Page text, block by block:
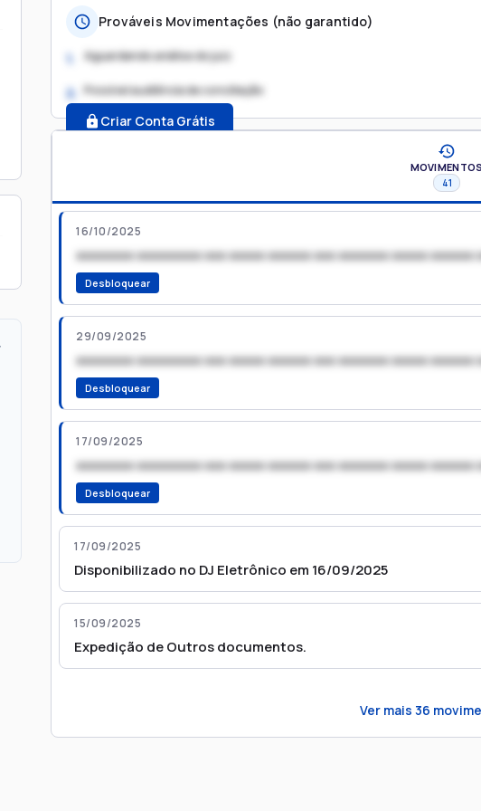
Prováveis Movimentações (não garantido)
1. Aguardando análise do juiz
2. Possível audiência de conciliação
Criar Conta Grátis
41
16/10/2025
xxxxxxxx xxxxxxxxx xxx xxxxx xxxxxx xxx xxxxxxx xxxxx xxxxxx
Desbloquear
29/09/2025
xxxxxxxx xxxxxxxxx xxx xxxxx xxxxxx xxx xxxxxxx xxxxx xxxxxx
Desbloquear
17/09/2025
xxxxxxxx xxxxxxxxx xxx xxxxx xxxxxx xxx xxxxxxx xxxxx xxxxxx
Desbloquear
17/09/2025
Disponibilizado no DJ Eletrônico em 16/09/2025
15/09/2025
Expedição de Outros documentos.
Ver mais 36